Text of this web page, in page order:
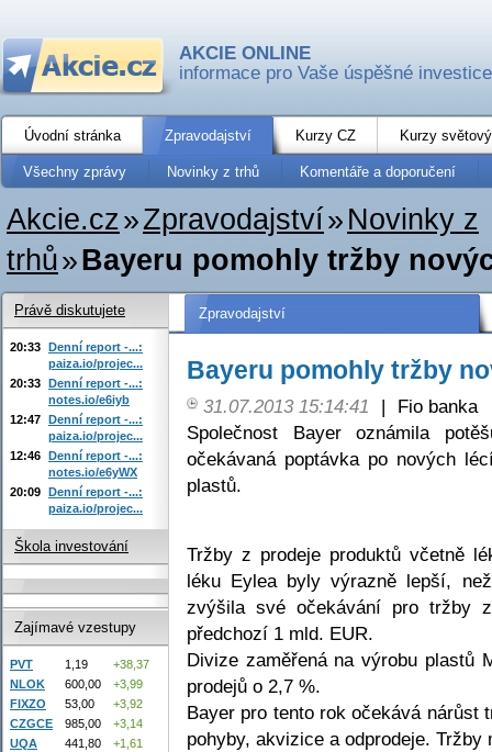
AKCIE ONLINE
informace pro Vaše úspěšné investice
Úvodní stránka Zpravodajství Kurzy CZ Kurzy
Všechny zprávy Novinky z trhů Komentáře a doporučení
Akcie.cz»Zpravodajství» Novinky z
trhů»Bayeru pomohly tržby
Zpravodajství
Bayeru pomohly tržby
31.07.2013 15:14:41 |
Fio banka
Společnost Bayer oznámila
očekávaná poptávka po nových
plastů.
Tržby z prodeje produktů včetně
léku Eylea byly výrazně lepší,
zvýšila své očekávání pro tržby
předchozí 1 mld. EUR.
Divize zaměřená na výrobu plastů
prodejů o 2,7 %.
Bayer pro tento rok očekává nárůst
pohyby, akvizice a odprodeje.
Právě diskutujete
20:33 Denní report -...:
paiza.io/projec...
20:33 Denní report -...:
notes.io/e6iyb
12:47 Denní report -...:
paiza.io/projec...
12:46 Denní report -...:
notes.io/e6yWX
20:09 Denní report -...:
paiza.io/projec...
Škola investování
Zajímavé vzestupy
PVT 1,19
+38,37
NLOK
600,00
+3,99
FIXZO
53,00
+3,92
CZGCE
985,00
+3,14
UQA
441,80 +1,61